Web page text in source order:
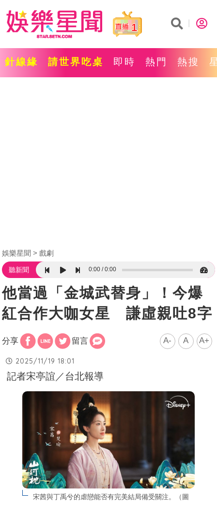
1
針線緣 請世界吃桌 即時 熱門 熱搜
娛樂星聞 戲劇
聽新聞 0:00 0:00
他當過「金城武替身」！今爆
紅合作大咖女星 謙虛親吐8字
分享 留言 A- A A+
2025/11/19 18:01
記者宋亭誼／台北報導
宋茜與丁禹兮的虐戀能否有完美結局備受關注。（圖